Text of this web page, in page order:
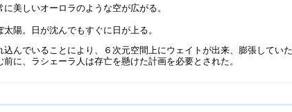
美しいオーロラのような空が広がる。
陽。日が沈んでもすぐに日が上る。
んでいることにより、６次元空間上にウェイトが出来、膨張してい
に、ラシェーラ人は存亡を懸けた計画を必要とされた。